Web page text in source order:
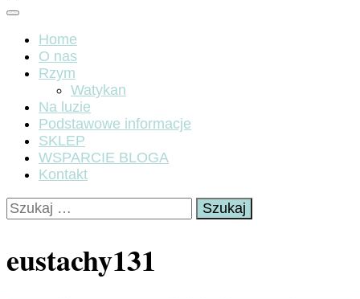
Home
O nas
Rzym
Watykan
Na luzie
Podstawowe informacje
SKLEP
WSPARCIE BLOGA
Kontakt
Szukaj:
eustachy131